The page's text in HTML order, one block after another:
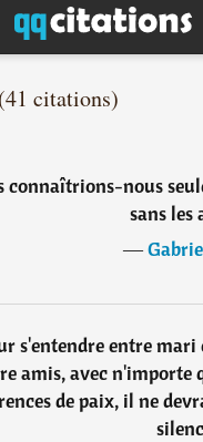
citations)
connaîtrions-nous
sans les
―
s'entendre entre mari
amis, avec n'importe
de paix, il ne